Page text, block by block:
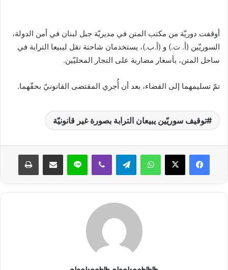
أوقفت دوريّة من مكتب المتن في مديريّة جبل لبنان في أمن الدولة،
السوريّين (أ. ت.) و (أ.ب.)، يستخدمان شاحنة نقل ليبيعا الترابة في
ساحل المتن، بأسعار مضاربة على التجار المحليّين.
تمّ تسليمهما إلى القضاء، بعد أن أُجري المقتضى القانونيّ بحقّهما.
توقيف سوريّين يبيعان الترابة بصورة غير قانونيّة
واتساب تيلقرام ڤايبر لاين مشاركة عبر البريد طباعة